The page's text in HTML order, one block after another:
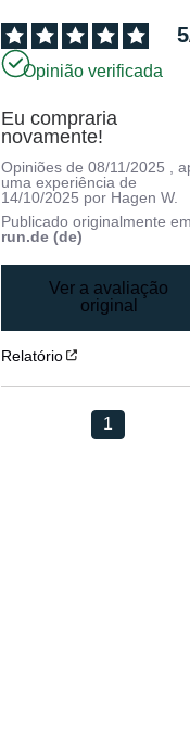
5
Opinião verificada
Eu compraria
novamente!
Opiniões de08/11/2025
,
uma experiência de
14/10/2025 por Hagen W.
Publicado originalmente
run.de (de)
Ver a avaliação
original
Relatório
1